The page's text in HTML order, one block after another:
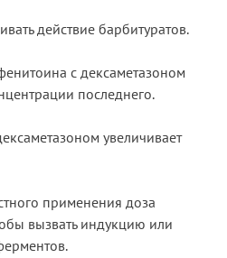
действие барбитуратов.
с дексаметазоном
последнего.
увеличивает
применения доза
вызвать индукцию или